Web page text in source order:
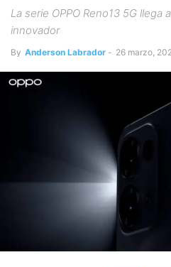
La serie OPPO Reno13 5G llega
innovador
By Anderson Labrador - 26 marzo,